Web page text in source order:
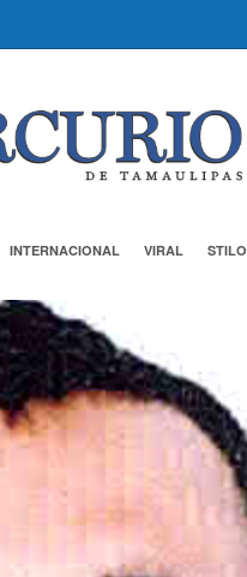
INTERNACIONAL VIRAL STILO